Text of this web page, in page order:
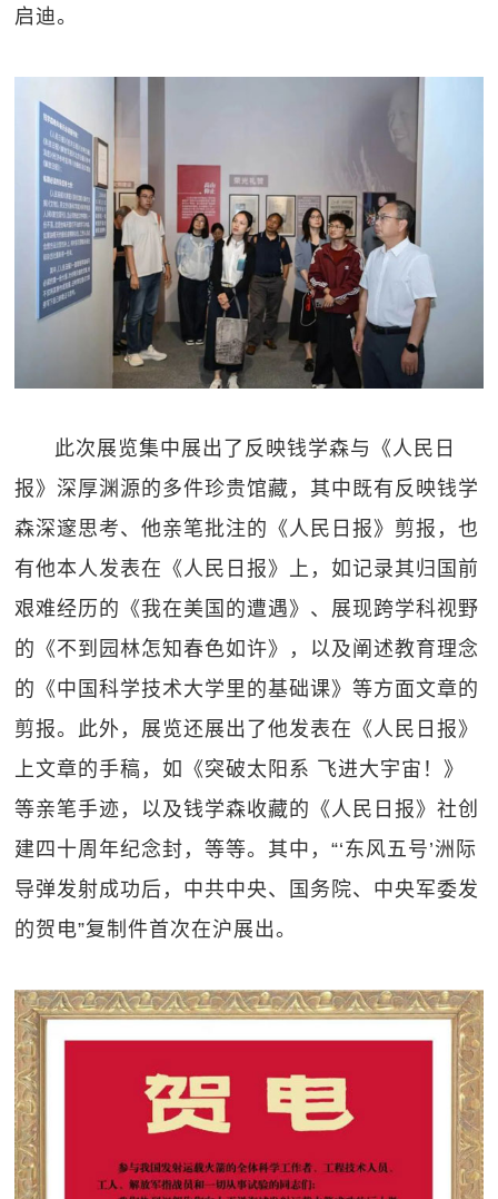
启迪。
此次展览集中展出了反映钱学森与《人民日
报》深厚渊源的多件珍贵馆藏，其中既有反映钱学
森深邃思考、他亲笔批注的《人民日报》剪报，也
有他本人发表在《人民日报》上，如记录其归国前
艰难经历的《我在美国的遭遇》、展现跨学科视野
的《不到园林怎知春色如许》，以及阐述教育理念
的《中国科学技术大学里的基础课》等方面文章的
剪报。此外，展览还展出了他发表在《人民日报》
上文章的手稿，如《突破太阳系 飞进大宇宙！》
等亲笔手迹，以及钱学森收藏的《人民日报》社创
建四十周年纪念封，等等。其中，“‘东风五号’洲际
导弹发射成功后，中共中央、国务院、中央军委发
的贺电”复制件首次在沪展出。